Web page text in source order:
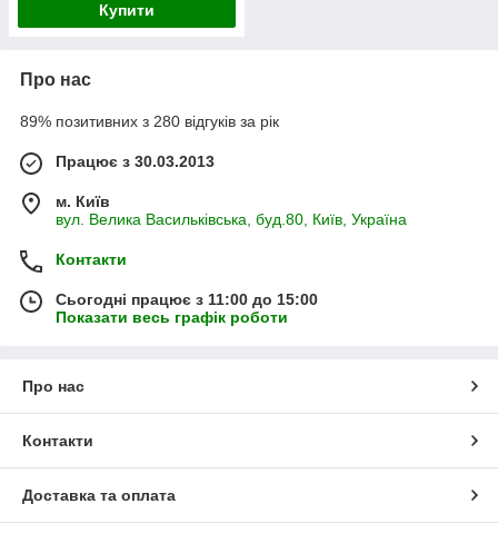
Купити
Про нас
89% позитивних з 280 відгуків за рік
Працює з 30.03.2013
м. Київ
вул. Велика Васильківська, буд.80, Київ, Україна
Контакти
Сьогодні працює з 11:00 до 15:00
Показати весь графік роботи
Про нас
Контакти
Доставка та оплата